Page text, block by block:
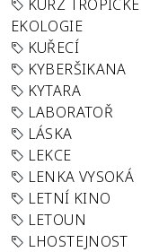
KURZ TROPICKÉ
EKOLOGIE
KUŘECÍ
KYBERŠIKANA
KYTARA
LABORATOŘ
LÁSKA
LEKCE
LENKA VYSOKÁ
LETNÍ KINO
LETOUN
LHOSTEJNOST